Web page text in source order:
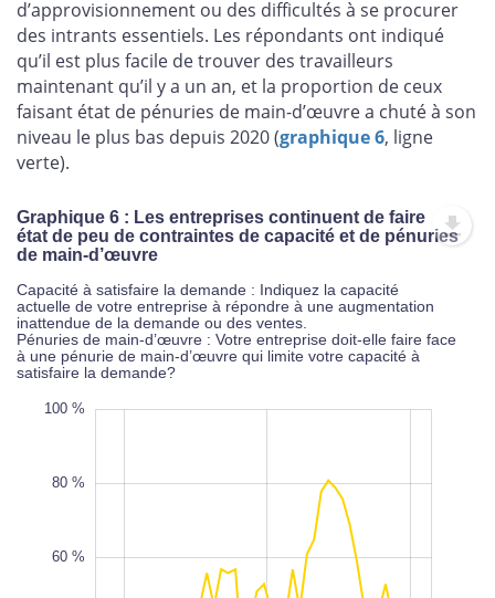
d’approvisionnement ou des difficultés à se procurer
des intrants essentiels. Les répondants ont indiqué
qu’il est plus facile de trouver des travailleurs
maintenant qu’il y a un an, et la proportion de ceux
faisant état de pénuries de main-d’œuvre a chuté à son
niveau le plus bas depuis 2020 (graphique 6, ligne
verte).
Graphique 6 : Les entreprises continuent de faire
état de peu de contraintes de capacité et de pénuries
de main-d’œuvre
Capacité à satisfaire la demande : Indiquez la capacité
actuelle de votre entreprise à répondre à une augmentation
inattendue de la demande ou des ventes.
Pénuries de main-d’œuvre : Votre entreprise doit-elle faire face
à une pénurie de main-d’œuvre qui limite votre capacité à
satisfaire la demande?
100 %
80 %
60 %